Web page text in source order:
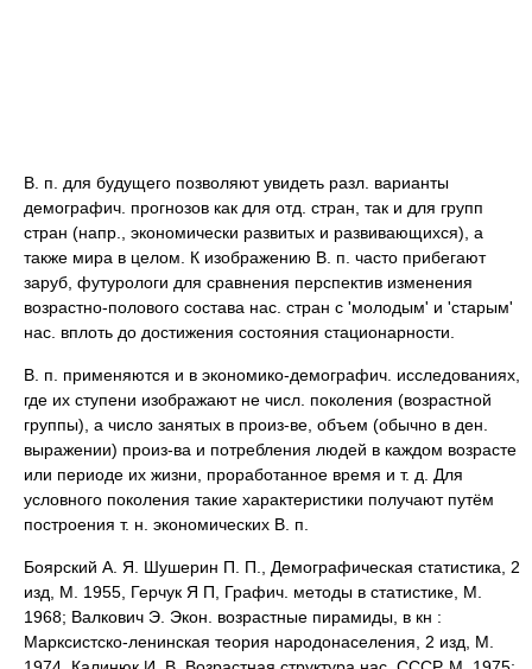
В. п. для будущего позволяют увидеть разл. варианты
демографич. прогнозов как для отд. стран, так и для групп
стран (напр., экономически развитых и развивающихся), а
также мира в целом. К изображению В. п. часто прибегают
заруб, футурологи для сравнения перспектив изменения
возрастно-полового состава нас. стран с 'молодым' и 'старым'
нас. вплоть до достижения состояния стационарности.
В. п. применяются и в экономико-демографич. исследованиях,
где их ступени изображают не числ. поколения (возрастной
группы), а число занятых в произ-ве, объем (обычно в ден.
выражении) произ-ва и потребления людей в каждом возрасте
или периоде их жизни, проработанное время и т. д. Для
условного поколения такие характеристики получают путём
построения т. н. экономических В. п.
Боярский А. Я. Шушерин П. П., Демографическая статистика, 2
изд, М. 1955, Герчук Я П, Графич. методы в статистике, М.
1968; Валкович Э. Экон. возрастные пирамиды, в кн :
Марксистско-ленинская теория народонаселения, 2 изд, М.